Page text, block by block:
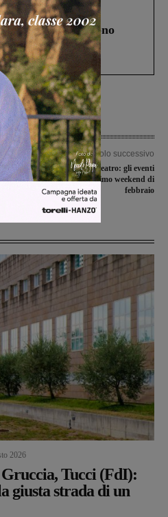
A1 in cui morirono
Lo schianto, il
fra tir....
Articolo successivo
Musica jazz, mostre e teatro: gli eventi
in agenda per il primo weekend di
febbraio
2026
Tucci (FdI):
giusta strada di un